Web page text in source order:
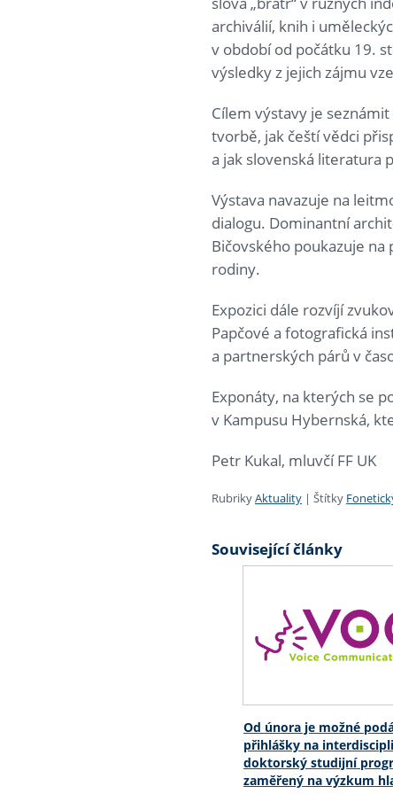
archiválií, knih i
v období od počátku 19.
výsledky z jejich zájmu
Cílem výstavy je
tvorbě, jak čeští vědci
a jak slovenská literatura
Výstava navazuje na
dialogu. Dominantní
Bičovského poukazuje
rodiny.
Expozici dále rozvíjí
Papčové a fotografická
a partnerských párů v
Exponáty, na kterých se
v Kampusu Hybernská,
Petr Kukal, mluvčí FF UK
RubrikyAktuality | Štítky
Související články
Od února je možné
přihlášky na
doktorský studijní
zaměřený na výzkum